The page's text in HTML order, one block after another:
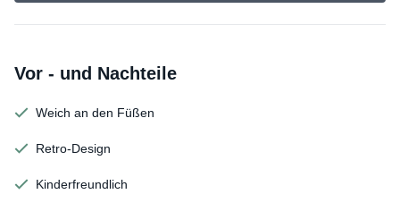
Vor - und Nachteile
Weich an den Füßen
Retro-Design
Kinderfreundlich